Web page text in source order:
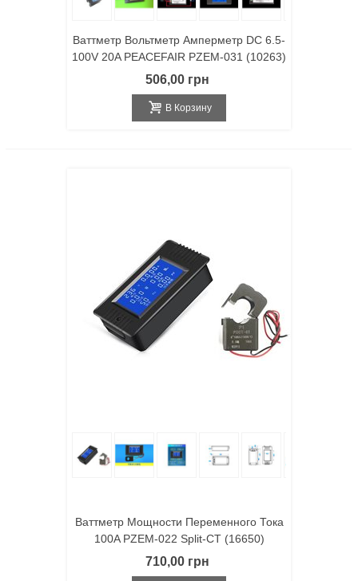
Ваттметр Вольтметр Амперметр DC 6.5-
100V 20A PEACEFAIR PZEM-031 (10263)
506,00 грн
В Корзину
Ваттметр Мощности Переменного Тока
100A PZEM-022 Split-CT (16650)
710,00 грн